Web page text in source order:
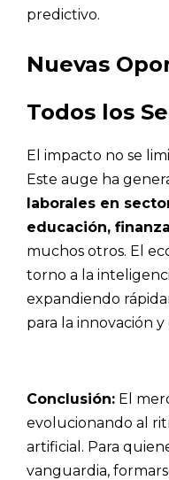
predictivo.
Nuevas
Todos los
El impacto no se
Este auge ha
laborales en
educación,
muchos otros. El
torno a la
expandiendo
para la innovación
Conclusión: El
evolucionando al
artificial. Para
vanguardia,